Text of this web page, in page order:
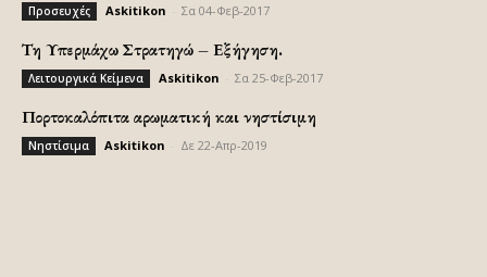
Προσευχές Askitikon Σα 04-Φεβ-2017
Τη Υπερμάχω Στρατηγώ – Εξήγηση.
Λειτουργικά Κείμενα Askitikon Σα 25-Φεβ-2017
Πορτοκαλόπιτα αρωματική και νηστίσιμη
Νηστίσιμα Askitikon Δε 22-Απρ-2019